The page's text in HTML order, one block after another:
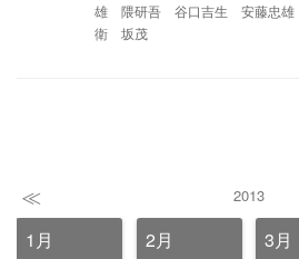
雄 隈研吾 谷口吉生 安藤忠
衛 坂茂
≪ 2013
1月 2月 3月